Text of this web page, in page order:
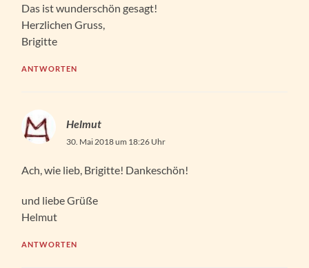
Das ist wunderschön gesagt!
Herzlichen Gruss,
Brigitte
ANTWORTEN
Helmut
30. Mai 2018 um 18:26 Uhr
Ach, wie lieb, Brigitte! Dankeschön!
und liebe Grüße
Helmut
ANTWORTEN